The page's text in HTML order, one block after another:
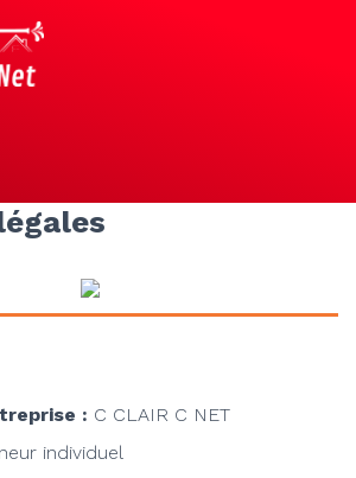
: C CLAIR C NET
individuel